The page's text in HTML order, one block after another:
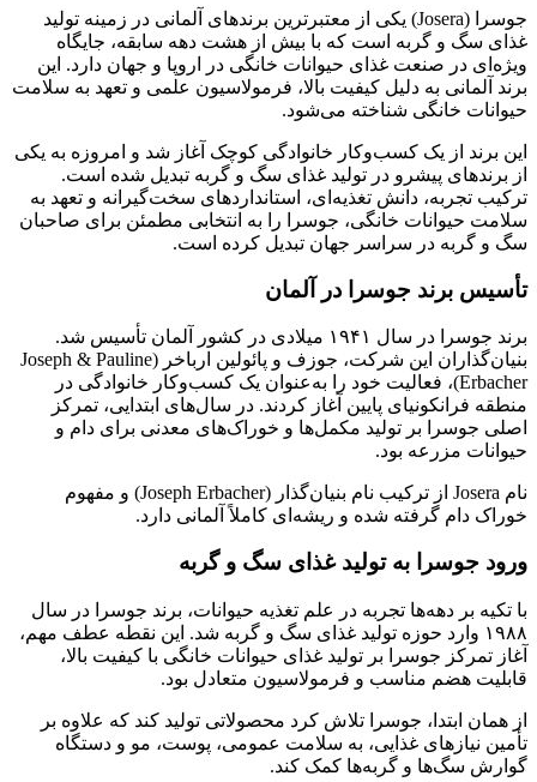
جوسرا (Josera) یکی از معتبرترین برندهای آلمانی در زمینه تولید
غذای سگ و گربه است که با بیش از هشت دهه سابقه، جایگاه
ویژه‌ای در صنعت غذای حیوانات خانگی در اروپا و جهان دارد. این
برند آلمانی به دلیل کیفیت بالا، فرمولاسیون علمی و تعهد به سلامت
حیوانات خانگی شناخته می‌شود.
این برند از یک کسب‌وکار خانوادگی کوچک آغاز شد و امروزه به یکی
از برندهای پیشرو در تولید غذای سگ و گربه تبدیل شده است.
ترکیب تجربه، دانش تغذیه‌ای، استانداردهای سخت‌گیرانه و تعهد به
سلامت حیوانات خانگی، جوسرا را به انتخابی مطمئن برای صاحبان
سگ و گربه در سراسر جهان تبدیل کرده است.
تأسیس برند جوسرا در آلمان
برند جوسرا در سال ۱۹۴۱ میلادی در کشور آلمان تأسیس شد.
بنیان‌گذاران این شرکت، جوزف و پائولین ارباخر (Joseph & Pauline
Erbacher)، فعالیت خود را به‌عنوان یک کسب‌وکار خانوادگی در
منطقه فرانکونیای پایین آغاز کردند. در سال‌های ابتدایی، تمرکز
اصلی جوسرا بر تولید مکمل‌ها و خوراک‌های معدنی برای دام و
حیوانات مزرعه بود.
نام Josera از ترکیب نام بنیان‌گذار (Joseph Erbacher) و مفهوم
خوراک دام گرفته شده و ریشه‌ای کاملاً آلمانی دارد.
ورود جوسرا به تولید غذای سگ و گربه
با تکیه بر دهه‌ها تجربه در علم تغذیه حیوانات، برند جوسرا در سال
۱۹۸۸ وارد حوزه تولید غذای سگ و گربه شد. این نقطه عطف مهم،
آغاز تمرکز جوسرا بر تولید غذای حیوانات خانگی با کیفیت بالا،
قابلیت هضم مناسب و فرمولاسیون متعادل بود.
از همان ابتدا، جوسرا تلاش کرد محصولاتی تولید کند که علاوه بر
تأمین نیازهای غذایی، به سلامت عمومی، پوست، مو و دستگاه
گوارش سگ‌ها و گربه‌ها کمک کند.